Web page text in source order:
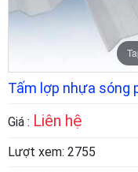
Tấm lợp nhựa sóng
Giá : Liên hệ
Lượt xem: 2755